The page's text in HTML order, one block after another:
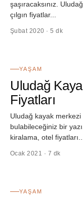
şaşıracaksınız.
çılgın fiyatlar...
Şubat 2020 · 5 dk
YAŞAM
Uludağ
Fiyatları
Uludağ kayak merkezi
bulabileceğiniz bir
kiralama, otel fiyatları...
Ocak 2021 · 7 dk
YAŞAM